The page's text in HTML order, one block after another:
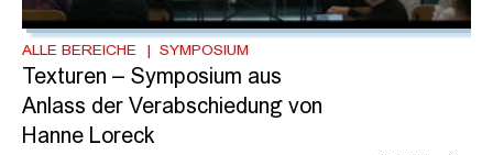
ALLE BEREICHE SYMPOSIUM
Texturen – Symposium aus
Anlass der Verabschiedung von
Hanne Loreck